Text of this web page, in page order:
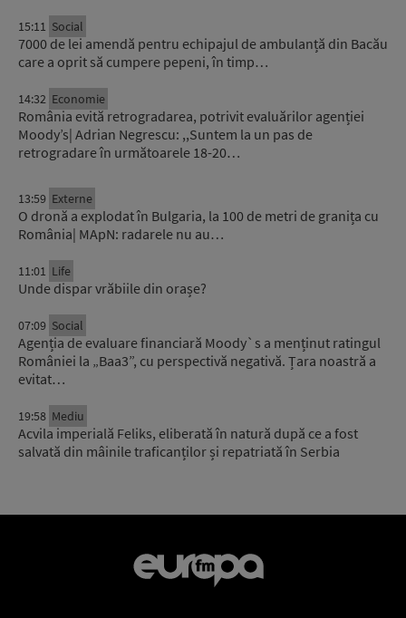
15:11 Social
7000 de lei amendă pentru echipajul de ambulanță din Bacău
care a oprit să cumpere pepeni, în timp…
14:32 Economie
România evită retrogradarea, potrivit evaluărilor agenției
Moody’s| Adrian Negrescu: ,,Suntem la un pas de
retrogradare în următoarele 18-20…
13:59 Externe
O dronă a explodat în Bulgaria, la 100 de metri de granița cu
România| MApN: radarele nu au…
11:01 Life
Unde dispar vrăbiile din orașe?
07:09 Social
Agenția de evaluare financiară Moody`s a menținut ratingul
României la „Baa3”, cu perspectivă negativă. Țara noastră a
evitat…
19:58 Mediu
Acvila imperială Feliks, eliberată în natură după ce a fost
salvată din mâinile traficanților și repatriată în Serbia